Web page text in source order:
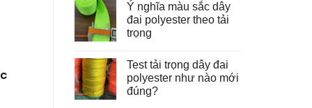
quy
trình
kiểm
tra
dây
đai
polyester
trong
bốc
bình
luận
ở
Bí
ưu
30%
chi
phí
vận
Ý nghĩa màu sắc dây
đai polyester theo tải
trọng
bình
luận
ở
Ý
Test tải trọng dây đai
polyester như nào mới
đúng?